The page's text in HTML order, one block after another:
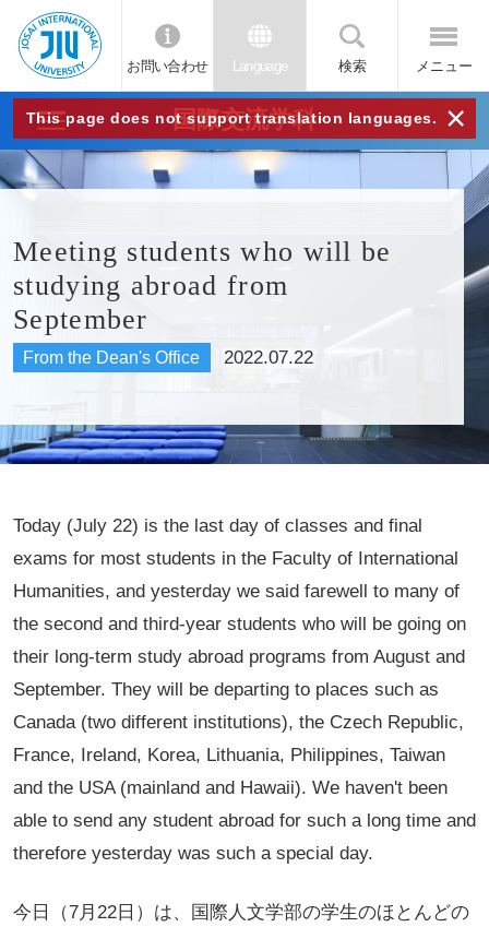
JIU
城西
国際
大学
お問い合わせ Language 検索 メニュー
This page does not support translation languages. ×
国際交流学科
Meeting students who will be
studying abroad from
September
From the Dean's Office 2022.07.22
Today (July 22) is the last day of classes and final
exams for most students in the Faculty of International
Humanities, and yesterday we said farewell to many of
the second and third-year students who will be going on
their long-term study abroad programs from August and
September. They will be departing to places such as
Canada (two different institutions), the Czech Republic,
France, Ireland, Korea, Lithuania, Philippines, Taiwan
and the USA (mainland and Hawaii). We haven't been
able to send any student abroad for such a long time and
therefore yesterday was such a special day.
今日（7月22日）は、国際人文学部の学生のほとんどの